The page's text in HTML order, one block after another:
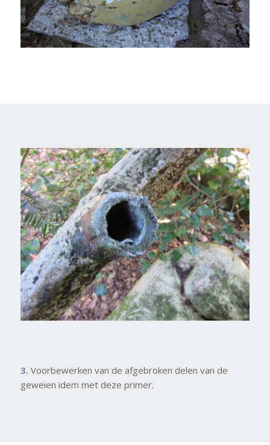
3. Voorbewerken van de afgebroken delen van de
geweien idem met deze primer.